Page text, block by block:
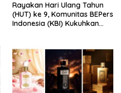
Rayakan Hari Ulang Tahun
(HUT) ke 9, Komunitas BEPers
Indonesia (KBI) Kukuhkan
Tema: “Penguatan dan
Pengembangan Organisasi
KBI yang Berbasis Riset di
seluruh Indonesia dan
Mancanegara”.